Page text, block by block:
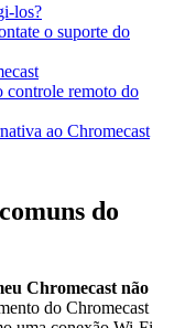
los?
o suporte do
controle remoto do
ao Chromecast
do
Chromecast não
do Chromecast